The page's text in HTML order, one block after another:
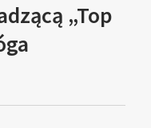
„Top